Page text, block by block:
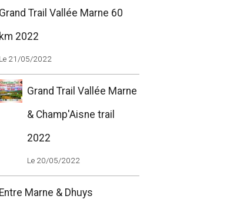
Grand Trail Vallée Marne 60
km 2022
Le 21/05/2022
Grand Trail Vallée Marne
& Champ'Aisne trail
2022
Le 20/05/2022
Entre Marne & Dhuys